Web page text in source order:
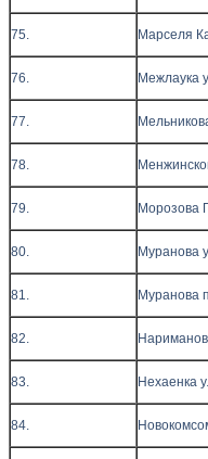
75. Марселя
76. Межлаука
77.
78.
79. Морозова
80. Муранова
81. Муранова
82.
83. Нехаенка
84.